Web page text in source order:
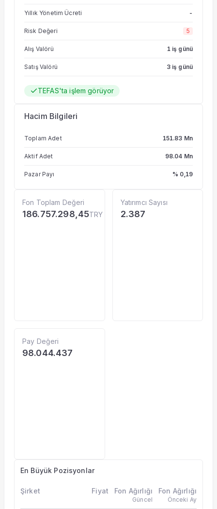
Yıllık Yönetim Ücreti -
Risk Değeri 5
Alış Valörü 1 iş günü
Satış Valörü 3 iş günü
TEFAS'ta işlem görüyor
Hacim Bilgileri
Toplam Adet 151.83 Mn
Aktif Adet 98.04 Mn
Pazar Payı % 0,19
Fon Toplam Değeri
186.757.298,45TRY
Yatırımcı Sayısı
2.387
Pay Değeri
98.044.437
En Büyük Pozisyonlar
Şirket Fiyat Fon Ağırlığı
Güncel
Fon Ağırlığı
Önceki Ay